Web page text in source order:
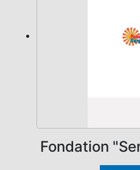
Fondation